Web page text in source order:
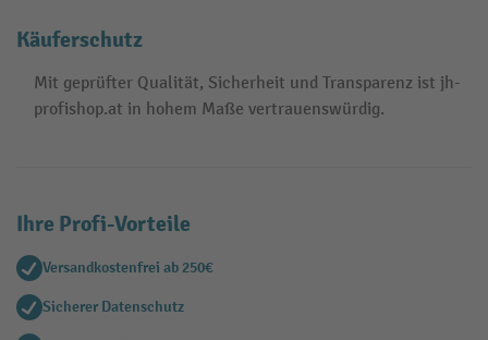
Käuferschutz
Mit geprüfter Qualität, Sicherheit und Transparenz ist jh-
profishop.at in hohem Maße vertrauenswürdig.
Ihre Profi-Vorteile
Versandkostenfrei ab 250€
Sicherer Datenschutz